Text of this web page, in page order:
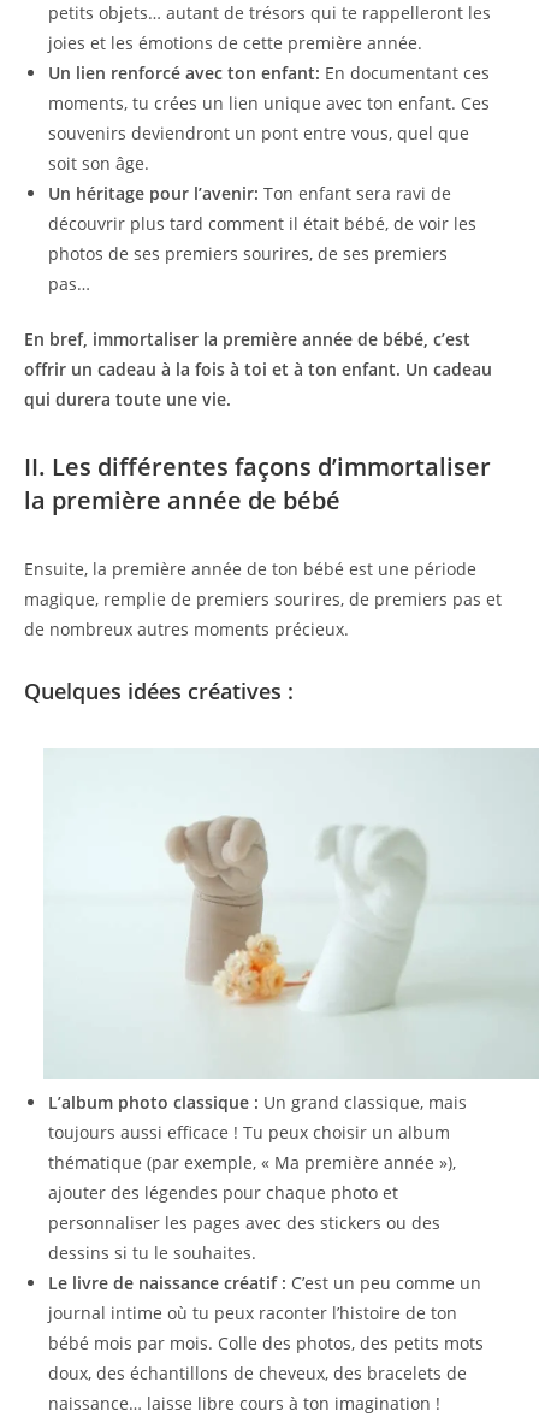
petits objets… autant de trésors qui te rappelleront les
joies et les émotions de cette première année.
Un lien renforcé avec ton enfant: En documentant ces
moments, tu crées un lien unique avec ton enfant. Ces
souvenirs deviendront un pont entre vous, quel que
soit son âge.
Un héritage pour l’avenir: Ton enfant sera ravi de
découvrir plus tard comment il était bébé, de voir les
photos de ses premiers sourires, de ses premiers
pas…
En bref, immortaliser la première année de bébé, c’est
offrir un cadeau à la fois à toi et à ton enfant. Un cadeau
qui durera toute une vie.
II. Les différentes façons d’immortaliser
la première année de bébé
Ensuite, la première année de ton bébé est une période
magique, remplie de premiers sourires, de premiers pas et
de nombreux autres moments précieux.
Quelques idées créatives :
L’album photo classique : Un grand classique, mais
toujours aussi efficace ! Tu peux choisir un album
thématique (par exemple, « Ma première année »),
ajouter des légendes pour chaque photo et
personnaliser les pages avec des stickers ou des
dessins si tu le souhaites.
Le livre de naissance créatif : C’est un peu comme un
journal intime où tu peux raconter l’histoire de ton
bébé mois par mois. Colle des photos, des petits mots
doux, des échantillons de cheveux, des bracelets de
naissance… laisse libre cours à ton imagination !